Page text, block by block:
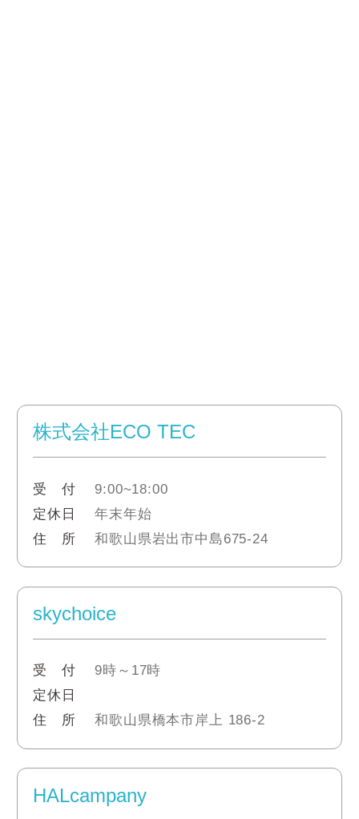
株式会社ECO TEC
受 付 9:00~18:00
定休日
年末年始
住 所 和歌山県岩出市中島675-24
skychoice
受 付 9時～17時
定休日
住 所 和歌山県橋本市岸上 186-2
HALcampany